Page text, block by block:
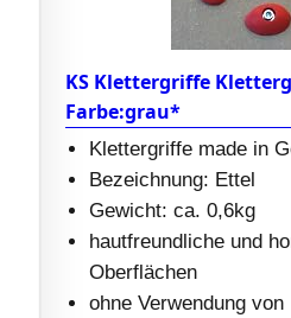
KS Klettergriffe
Farbe:grau*
Klettergriffe made in
Bezeichnung: Ettel
Gewicht: ca. 0,6kg
hautfreundliche und
Oberflächen
ohne Verwendung von